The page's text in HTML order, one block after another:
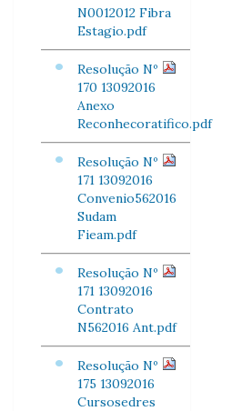
N0012012 Fibra
Estagio.pdf
Resolução Nº
170 13092016
Anexo
Reconhecoratifico.pdf
Resolução Nº
171 13092016
Convenio562016
Sudam
Fieam.pdf
Resolução Nº
171 13092016
Contrato
N562016 Ant.pdf
Resolução Nº
175 13092016
Cursosedres